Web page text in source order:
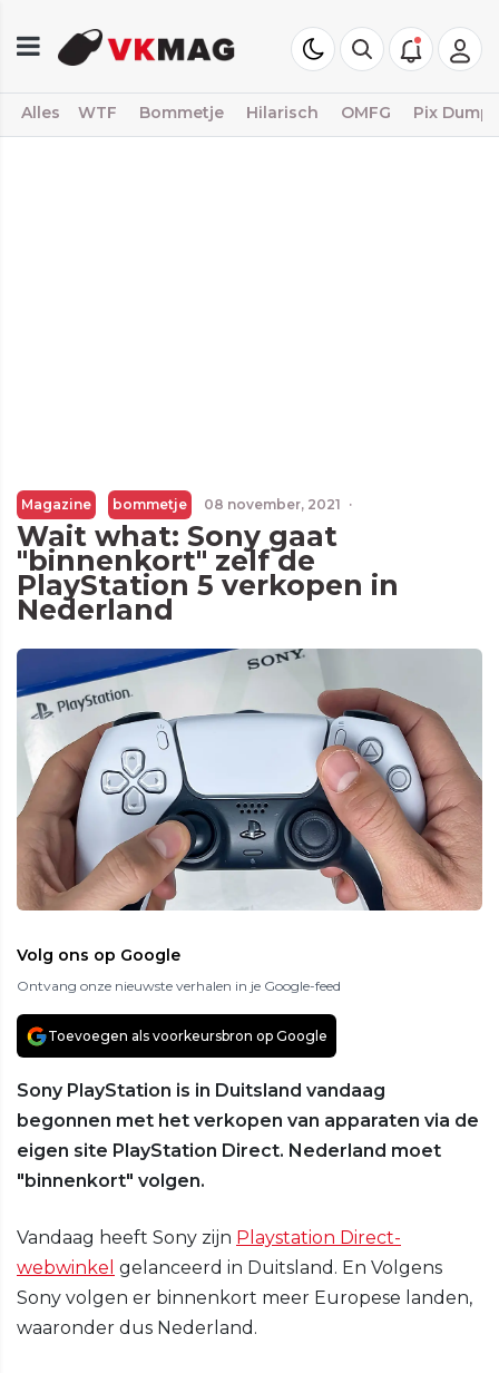
Alles WTF Bommetje Hilarisch OMFG Pix Dump
Magazine bommetje 08 november, 2021 ·
Wait what: Sony gaat
"binnenkort" zelf de
PlayStation 5 verkopen in
Nederland
Volg ons op Google
Ontvang onze nieuwste verhalen in je Google-feed
Toevoegen als voorkeursbron op Google
Sony PlayStation is in Duitsland vandaag
begonnen met het verkopen van apparaten via de
eigen site PlayStation Direct. Nederland moet
"binnenkort" volgen.
Vandaag heeft Sony zijn Playstation Direct-
webwinkel gelanceerd in Duitsland. En Volgens
Sony volgen er binnenkort meer Europese landen,
waaronder dus Nederland.